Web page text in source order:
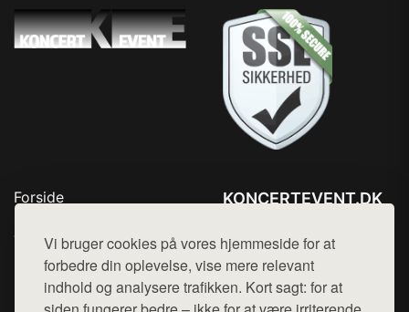
Vi bruger cookies på vores hjemmeside for at
forbedre din oplevelse, vise mere relevant
indhold og analysere trafikken. Kort sagt: for at
Forside
Top Rabatter
Blog
Kontakt
KONCERTEVENT.DK
Mail: hej@want.dk
Cookie- og privatlivspolitik